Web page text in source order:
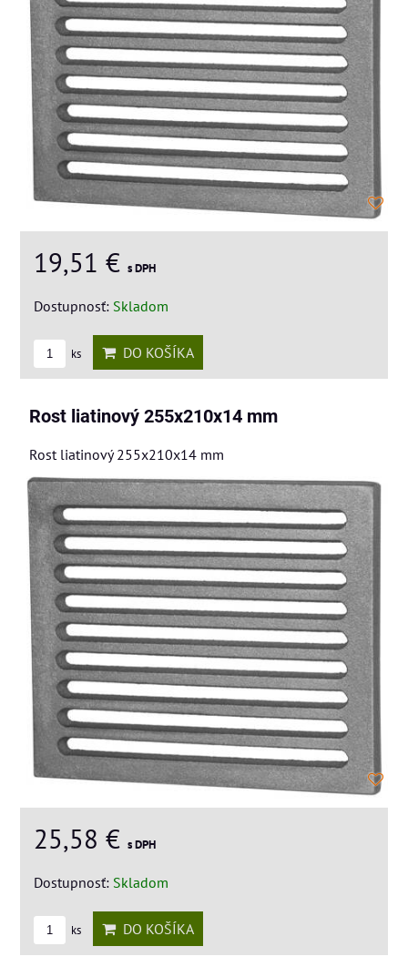
19,51 € s DPH
Dostupnosť: Skladom
ks DO KOŠÍKA
Rost liatinový 255x210x14 mm
Rost liatinový 255x210x14 mm
25,58 € s DPH
Dostupnosť: Skladom
ks DO KOŠÍKA